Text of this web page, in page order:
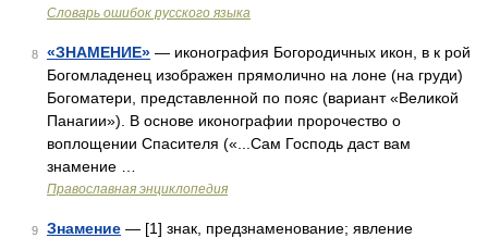
Словарь ошибок русского языка
8 «ЗНАМЕНИЕ» — иконография Богородичных икон, в к рой
Богомладенец изображен прямолично на лоне (на груди)
Богоматери, представленной по пояс (вариант «Великой
Панагии»). В основе иконографии пророчество о
воплощении Спасителя («...Сам Господь даст вам
знамение …
Православная энциклопедия
9 Знамение — [1] знак, предзнаменование; явление